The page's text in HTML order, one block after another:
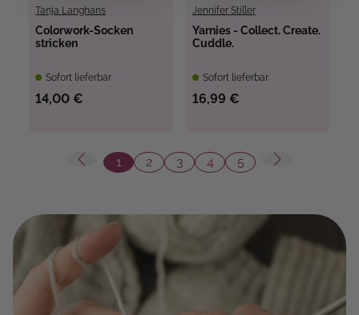
Tanja Langhans
Colorwork-Socken
stricken
Sofort lieferbar
14,00 €
Jennifer Stiller
Yarnies - Collect. Create.
Cuddle.
Sofort lieferbar
16,99 €
Seite
1
Seite
2
Seite
3
Seite
4
Seite
5